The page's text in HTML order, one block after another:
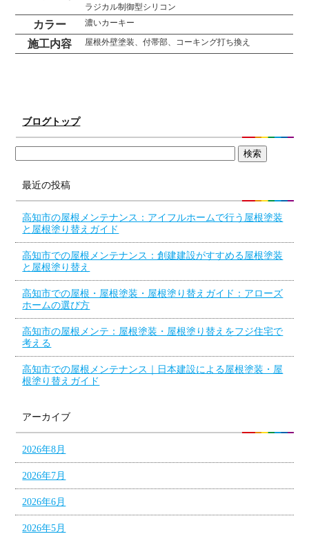
ラジカル制御型シリコン
カラー 濃いカーキー
施工内容 屋根外壁塗装、付帯部、コーキング打ち換え
ブログトップ
最近の投稿
高知市の屋根メンテナンス：アイフルホームで行う屋根塗装
と屋根塗り替えガイド
高知市での屋根メンテナンス：創建建設がすすめる屋根塗装
と屋根塗り替え
高知市での屋根・屋根塗装・屋根塗り替えガイド：アローズ
ホームの選び方
高知市の屋根メンテ：屋根塗装・屋根塗り替えをフジ住宅で
考える
高知市での屋根メンテナンス｜日本建設による屋根塗装・屋
根塗り替えガイド
アーカイブ
2026年8月
2026年7月
2026年6月
2026年5月